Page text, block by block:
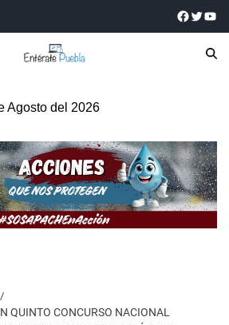
Agosto del 2026
QUINTO CONCURSO NACIONAL